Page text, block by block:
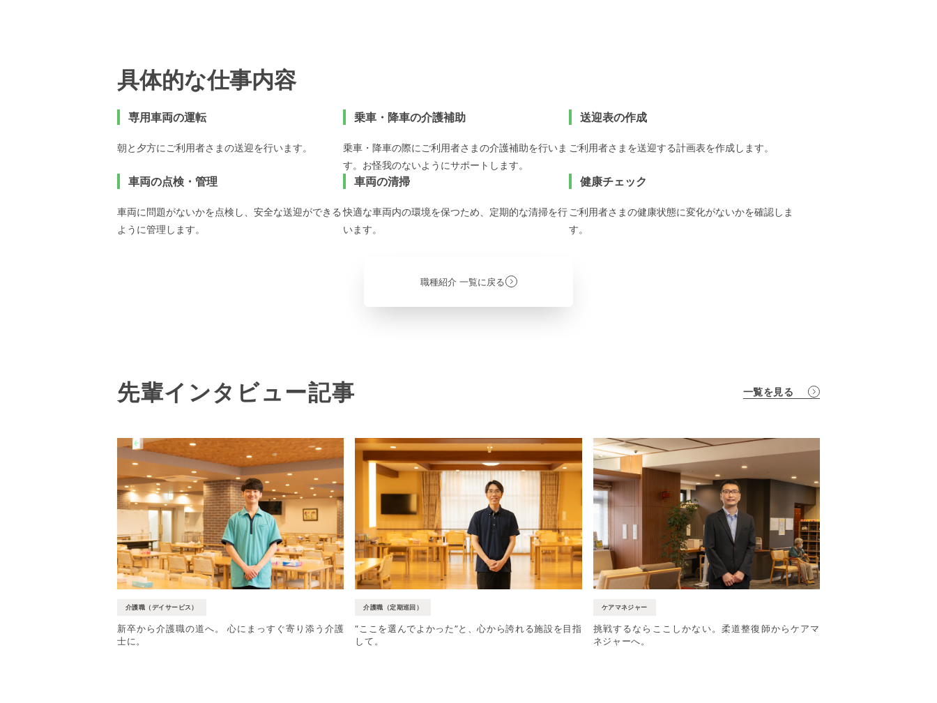
具体的な仕事内容
専用車両の運転
朝と夕方にご利用者さまの送迎を行います。
乗車・降車の介護補助
乗車・降車の際にご利用者さまの介護補助を行いま
す。お怪我のないようにサポートします。
送迎表の作成
ご利用者さまを送迎する計画表を作成します。
車両の点検・管理
車両に問題がないかを点検し、安全な送迎ができる
ように管理します。
車両の清掃
快適な車両内の環境を保つため、定期的な清掃を行
います。
健康チェック
ご利用者さまの健康状態に変化がないかを確認しま
す。
職種紹介 一覧に戻る
先輩インタビュー記事 一覧を見る
介護職（デイサービス）
新卒から介護職の道へ。 心にまっすぐ寄り添う介護
士に。
介護職（定期巡回）
“ここを選んでよかった”と、心から誇れる施設を目指
して。
ケアマネジャー
挑戦するならここしかない。柔道整復師からケアマ
ネジャーへ。